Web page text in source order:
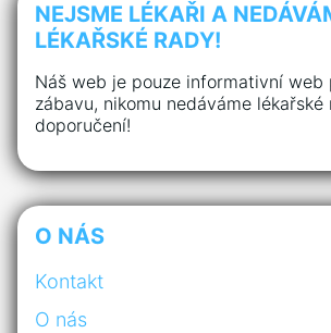
NEJSME LÉKAŘI A
LÉKAŘSKÉ RADY!
Náš web je pouze informativní web
zábavu, nikomu nedáváme lékařské
doporučení!
O NÁS
Kontakt
O nás